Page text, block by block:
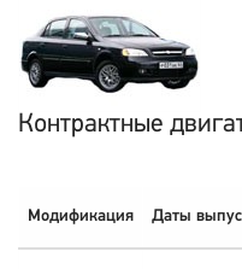
Контрактные
Модификация Даты